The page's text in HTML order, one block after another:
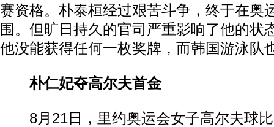
赛资格。朴泰桓经过艰苦斗争，终于在奥
围。但旷日持久的官司严重影响了他的状
他没能获得任何一枚奖牌，而韩国游泳队
朴仁妃夺高尔夫首金
8月21日，里约奥运会女子高尔夫球比